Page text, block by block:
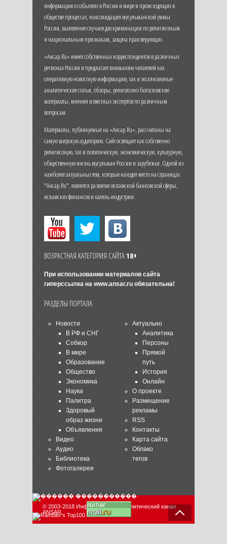
информации о событиях в России и мире и происходящих в
обществе процессах, консолидация мусульманской уммы
России, выявление случаев дискриминации по религиозным
и национальным признакам, защита прав верующих.
«Ансар.Ru» имеет собственных корреспондентов в различных
регионах России и предлагает вниманию читателей как
оперативную новостную информацию, так и эксклюзивные
аналитические статьи, обзоры, религиозно-богословские
материалы, мнения известных экспертов по различным
вопросам.
Материалы, публикуемые на «Ансар.Ru», рассчитаны на
самую широкую аудиторию. Сайт освещает как собственно
религиозную, так и политическую, экономическую, культурную,
общественную жизнь мусульман России и зарубежья. Одной из
наиболее актуальных тем, которые находят место на страницах
"Ансар.Ru", является развитие исламской банковской сферы,
исламских финансов и халяль-индустрии.
ВОЗРАСТНАЯ КАТЕГОРИЯ САЙТА18+
При использовании материалов сайта
гиперссылка на www.ansar.ruобязательна!
РАЗДЕЛЫ ПОРТАЛА
Новости
В РФ и СНГ
Собкор
В мире
Образование
Общество
Экономика
Наука
Палитра
Здоровый
образ жизни
Объявления
Видео
Аудио
Библиотека
Фотогалерея
Актуально
Аналитика
Персоны
Прямой
путь
История
Онлайн
О проекте
Размещение
рекламы
RSS
Контакты
Карта сайта
Облако
тегов
© 2003-2018 Информационно-аналитический канал
ANSAR